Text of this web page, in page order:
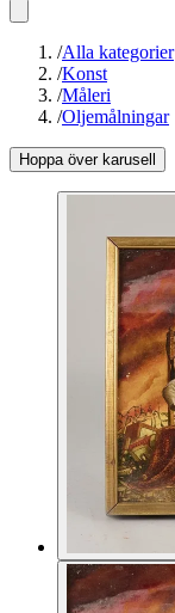
/Alla kategorier
/Konst
/Måleri
/Oljemålningar
Hoppa över karusell